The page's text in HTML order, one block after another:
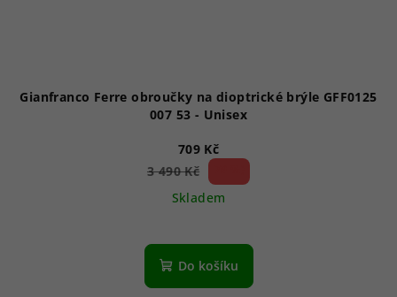
Gianfranco Ferre obroučky na dioptrické brýle GFF0125
007 53 - Unisex
709 Kč
3 490 Kč
Skladem
Do košíku